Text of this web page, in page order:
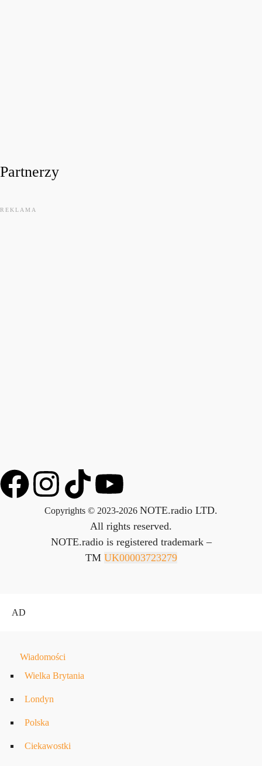
Partnerzy
Copyrights © 2023-2026 NOTE.radio LTD.
All rights reserved.
NOTE.radio is registered trademark –
TM UK00003723279
AD
Wiadomości
Wielka Brytania
Londyn
Polska
Ciekawostki